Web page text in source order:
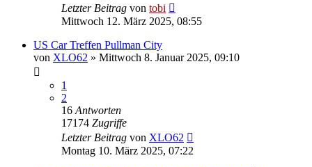
Letzter Beitrag von tobi
Mittwoch 12. März 2025, 08:55
US Car Treffen Pullman City
von XLO62 » Mittwoch 8. Januar 2025, 09:10
1
2
16 Antworten
17174 Zugriffe
Letzter Beitrag von XLO62
Montag 10. März 2025, 07:22